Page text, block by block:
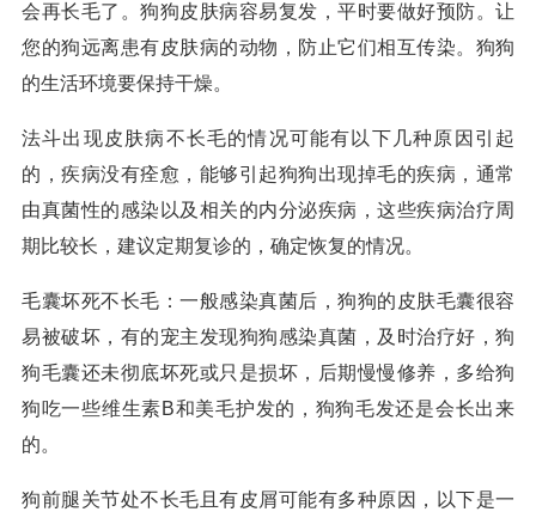
会再长毛了。狗狗皮肤病容易复发，平时要做好预防。让
您的狗远离患有皮肤病的动物，防止它们相互传染。狗狗
的生活环境要保持干燥。
法斗出现皮肤病不长毛的情况可能有以下几种原因引起
的，疾病没有痊愈，能够引起狗狗出现掉毛的疾病，通常
由真菌性的感染以及相关的内分泌疾病，这些疾病治疗周
期比较长，建议定期复诊的，确定恢复的情况。
毛囊坏死不长毛：一般感染真菌后，狗狗的皮肤毛囊很容
易被破坏，有的宠主发现狗狗感染真菌，及时治疗好，狗
狗毛囊还未彻底坏死或只是损坏，后期慢慢修养，多给狗
狗吃一些维生素B和美毛护发的，狗狗毛发还是会长出来
的。
狗前腿关节处不长毛且有皮屑可能有多种原因，以下是一